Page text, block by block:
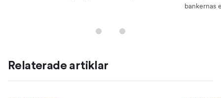
bankernas
Relaterade artiklar